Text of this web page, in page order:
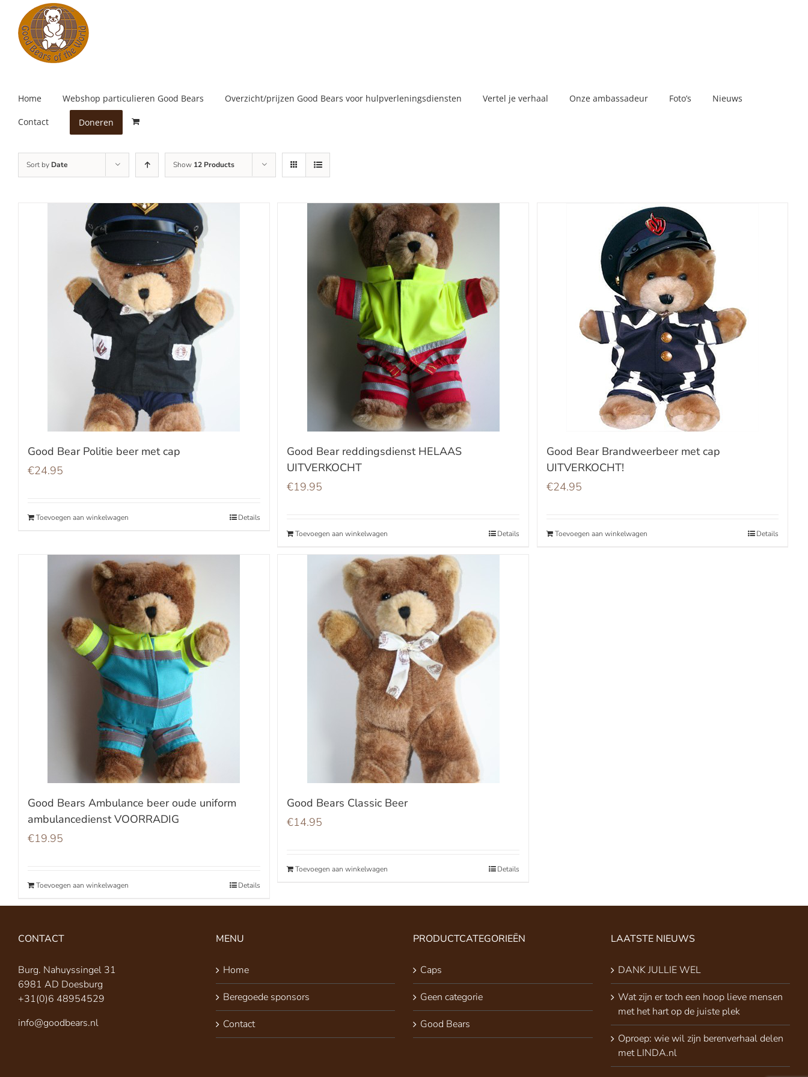
content
Home Webshop particulieren Good Bears Overzicht/prijzen Good Bears voor hulpverleningsdiensten Vertel je verhaal Onze ambassadeur Foto’s Nieuws
Contact Doneren
Sort by Date Show 12 Products
Good Bear Politie beer met cap
€24.95
Toevoegen aan winkelwagen Details
Good Bear reddingsdienst HELAAS
UITVERKOCHT
€19.95
Toevoegen aan winkelwagen Details
Good Bear Brandweerbeer met cap
UITVERKOCHT!
€24.95
Toevoegen aan winkelwagen Details
Good Bears Ambulance beer oude uniform
ambulancedienst VOORRADIG
€19.95
Toevoegen aan winkelwagen Details
Good Bears Classic Beer
€14.95
Toevoegen aan winkelwagen Details
CONTACT
Burg. Nahuyssingel 31
6981 AD Doesburg
+31(0)6 48954529
info@goodbears.nl
MENU
Home
Beregoede sponsors
Contact
PRODUCTCATEGORIEËN
Caps
Geen categorie
Good Bears
LAATSTE NIEUWS
DANK JULLIE WEL
Wat zijn er toch een hoop lieve mensen
met het hart op de juiste plek
Oproep: wie wil zijn berenverhaal delen
met LINDA.nl